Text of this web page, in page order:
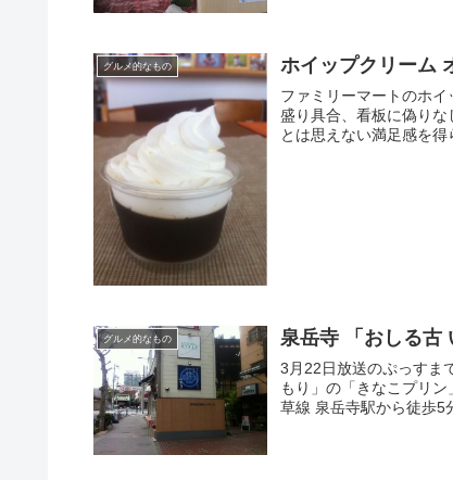
グルメ的なもの ホイップクリーム
ファミリーマートのホ
盛り具合、看板に偽り
とは思えない満足感を得
グルメ的なもの 泉岳寺 「おしる古
3月22日放送のぷっすま
もり」の「きなこプリ
草線 泉岳寺駅から徒歩5